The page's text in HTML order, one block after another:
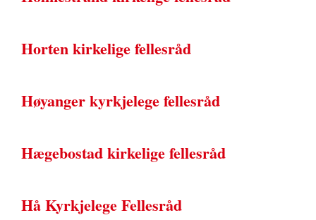
Horten kirkelige fellesråd
Høyanger kyrkjelege fellesråd
Hægebostad kirkelige fellesråd
Hå Kyrkjelege Fellesråd